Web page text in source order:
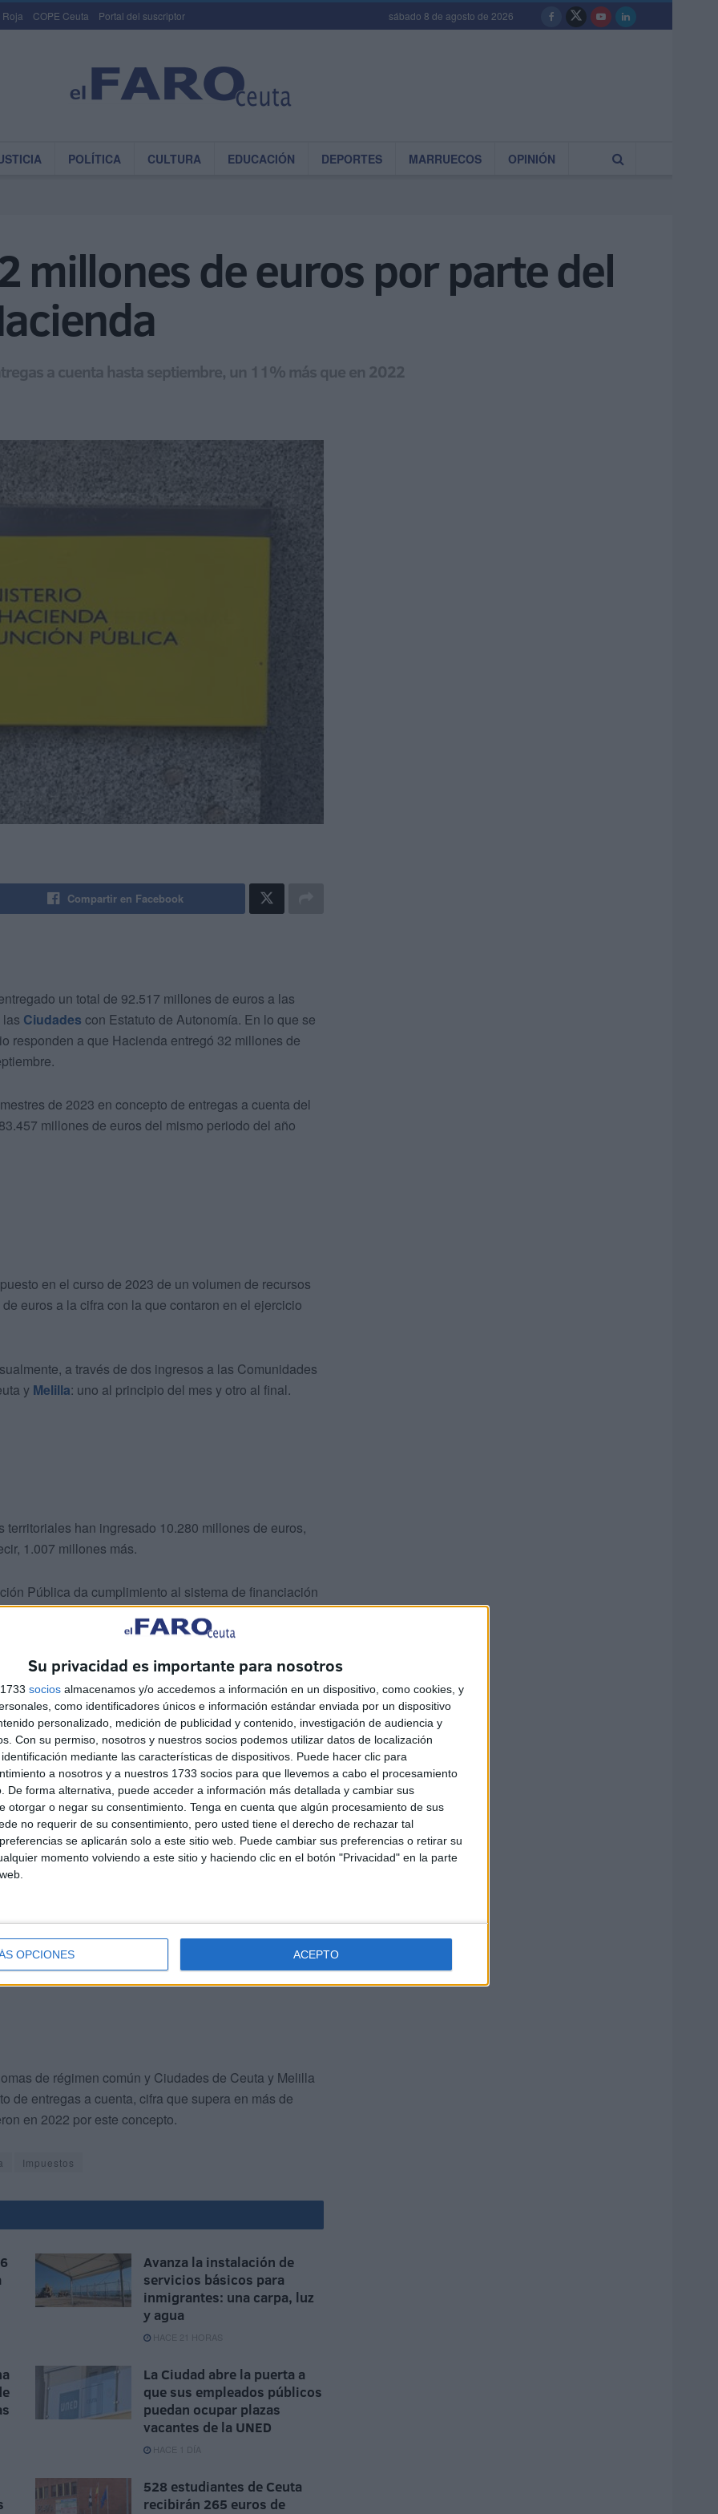
Su privacidad es importante para nosotros
socios almacenamos y/o accedemos a información en un dispositivo, como cookies, y
como identificadores únicos e información estándar enviada por un dispositivo
personalizado, medición de publicidad y contenido, investigación de audiencia y
Con su permiso, nosotros y nuestros socios podemos utilizar datos de localización
mediante las características de dispositivos. Puede hacer clic para
a nosotros y a nuestros 1733 socios para que llevemos a cabo el procesamiento
De forma alternativa, puede acceder a información más detallada y cambiar sus
otorgar o negar su consentimiento. Tenga en cuenta que algún procesamiento de sus
no requerir de su consentimiento, pero usted tiene el derecho de rechazar tal
se aplicarán solo a este sitio web. Puede cambiar sus preferencias o retirar su
momento volviendo a este sitio y haciendo clic en el botón "Privacidad" en la parte
OPCIONES ACEPTO
Roja COPE Ceuta Portal del suscriptor sábado 8 de agosto de 2026
POLÍTICA CULTURA EDUCACIÓN DEPORTES MARRUECOS OPINIÓN
millones de euros por parte del
a cuenta hasta septiembre, un 11% más que en 2022
Compartir en Facebook
un total de 92.517 millones de euros a las
Ciudades con Estatuto de Autonomía. En lo que se
responden a que Hacienda entregó 32 millones de
de 2023 en concepto de entregas a cuenta del
millones de euros del mismo periodo del año
en el curso de 2023 de un volumen de recursos
euros a la cifra con la que contaron en el ejercicio
a través de dos ingresos a las Comunidades
y Melilla: uno al principio del mes y otro al final.
han ingresado 10.280 millones de euros,
1.007 millones más.
Pública da cumplimiento al sistema de financiación
de los recursos tributarios que se estima se
(la tarifa autonómica) y los porcentajes que marca
y que el Estado central adelanta.
en función de las previsiones económicas
de 2023, se suman las entregas a cuenta del Fondo
Servicios Públicos Fundamentales. La mejora de
año da muestra del compromiso del Gobierno con
prestar con una calidad excelente los servicios
en la esfera de sus competencias.
de régimen común y Ciudades de Ceuta y Melilla
de entregas a cuenta, cifra que supera en más de
en 2022 por este concepto.
Impuestos
Avanza la instalación de
servicios básicos para
inmigrantes: una carpa, luz
y agua
HACE 21 HORAS
La Ciudad abre la puerta a
que sus empleados públicos
puedan ocupar plazas
vacantes de la UNED
HACE 1 DÍA
528 estudiantes de Ceuta
recibirán 265 euros de